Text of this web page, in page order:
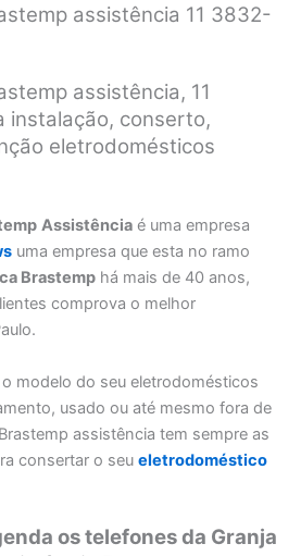
assistência 11 3832-
assistência, 11
instalação, conserto,
eletrodomésticos
Assistência é uma empresa
uma empresa que esta no ramo
Brastemp há mais de 40 anos,
comprova o melhor
modelo do seu eletrodomésticos
usado ou até mesmo fora de
assistência tem sempre as
consertar o seueletrodoméstico
os telefones da Granja